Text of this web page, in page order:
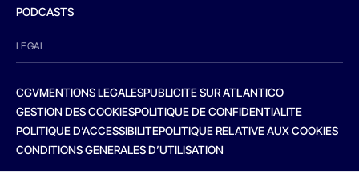
PODCASTS
LEGAL
CGVMENTIONS LEGALESPUBLICITE SUR ATLANTICO
GESTION DES COOKIESPOLITIQUE DE CONFIDENTIALITE
POLITIQUE D’ACCESSIBILITEPOLITIQUE RELATIVE AUX COOKIES
CONDITIONS GENERALES D’UTILISATION